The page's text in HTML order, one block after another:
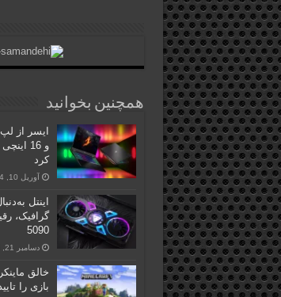
همچنین بخوانید
و 16
کرد
آوریل 10, 2024
اینتل
5090
دسامبر 21, 2025
خالق
بازی را